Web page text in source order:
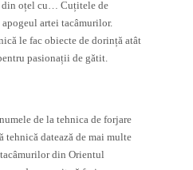
din oțel cu… Cuțitele de
artei tacâmurilor.
le fac obiecte de dorință atât
pasionații de gătit.
de la tehnica de forjare
tehnică datează de mai multe
din Orientul